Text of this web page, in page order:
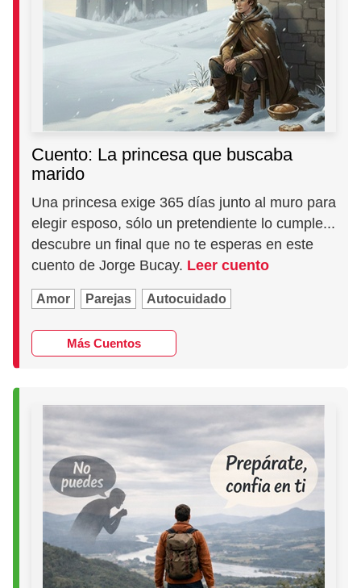
Cuento: La princesa que buscaba
marido
Una princesa exige 365 días junto al muro para
elegir esposo, sólo un pretendiente lo cumple...
descubre un final que no te esperas en este
cuento de Jorge Bucay. Leer cuento
Amor Parejas Autocuidado
Más Cuentos